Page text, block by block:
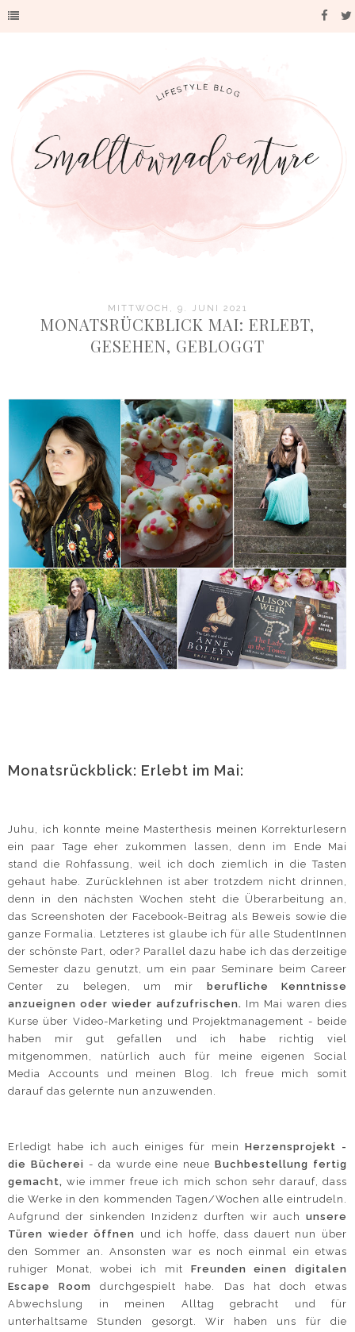
MITTWOCH, 9. JUNI 2021
MONATSRÜCKBLICK MAI: ERLEBT,
GESEHEN, GEBLOGGT
Monatsrückblick: Erlebt im Mai:
Juhu, ich konnte meine Masterthesis meinen Korrekturlesern
ein paar Tage eher zukommen lassen, denn im Ende Mai
stand die Rohfassung, weil ich doch ziemlich in die Tasten
gehaut habe. Zurücklehnen ist aber trotzdem nicht drinnen,
denn in den nächsten Wochen steht die Überarbeitung an,
das Screenshoten der Facebook-Beitrag als Beweis sowie die
ganze Formalia. Letzteres ist glaube ich für alle StudentInnen
der schönste Part, oder? Parallel dazu habe ich das derzeitige
Semester dazu genutzt, um ein paar Seminare beim Career
Center zu belegen, um mir
berufliche Kenntnisse
anzueignen oder wieder aufzufrischen. Im Mai waren dies
Kurse über Video-Marketing und Projektmanagement - beide
haben mir gut gefallen und ich habe richtig viel
mitgenommen, natürlich auch für meine eigenen Social
Media Accounts und meinen Blog. Ich freue mich somit
darauf das gelernte nun anzuwenden.
Erledigt habe ich auch einiges für mein Herzensprojekt -
die Bücherei - da wurde eine neueBuchbestellung fertig
gemacht, wie immer freue ich mich schon sehr darauf, dass
die Werke in den kommenden Tagen/Wochen alle eintrudeln.
Aufgrund der sinkenden Inzidenz durften wir auch unsere
Türen wieder öffnen und ich hoffe, dass dauert nun über
den Sommer an. Ansonsten war es noch einmal ein etwas
ruhiger Monat, wobei ich mit Freunden einen digitalen
Escape Room durchgespielt habe. Das hat doch etwas
Abwechslung in meinen Alltag gebracht und für
unterhaltsame Stunden gesorgt. Wir haben uns für die